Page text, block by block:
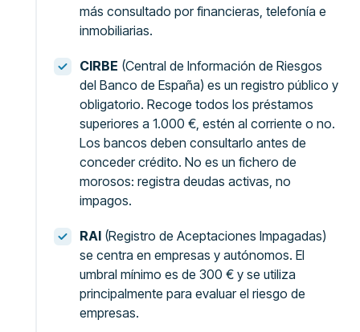
más consultado por financieras, telefonía e
inmobiliarias.
CIRBE (Central de Información de Riesgos
del Banco de España) es un registro público y
obligatorio. Recoge todos los préstamos
superiores a 1.000 €, estén al corriente o no.
Los bancos deben consultarlo antes de
conceder crédito. No es un fichero de
morosos: registra deudas activas, no
impagos.
RAI (Registro de Aceptaciones Impagadas)
se centra en empresas y autónomos. El
umbral mínimo es de 300 € y se utiliza
principalmente para evaluar el riesgo de
empresas.